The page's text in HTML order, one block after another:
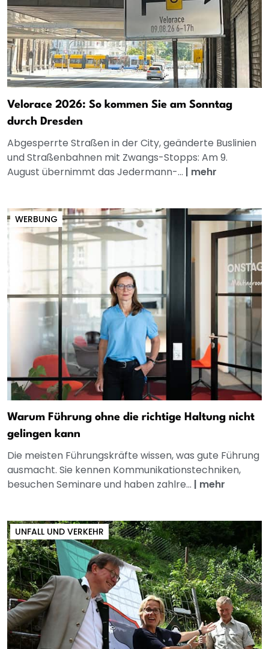
Velorace 2026: So kommen Sie am Sonntag
durch Dresden
Abgesperrte Straßen in der City, geänderte Buslinien
und Straßenbahnen mit Zwangs-Stopps: Am 9.
August übernimmt das Jedermann-... | mehr
WERBUNG
Warum Führung ohne die richtige Haltung nicht
gelingen kann
Die meisten Führungskräfte wissen, was gute Führung
ausmacht. Sie kennen Kommunikationstechniken,
besuchen Seminare und haben zahlre... | mehr
UNFALL UND VERKEHR